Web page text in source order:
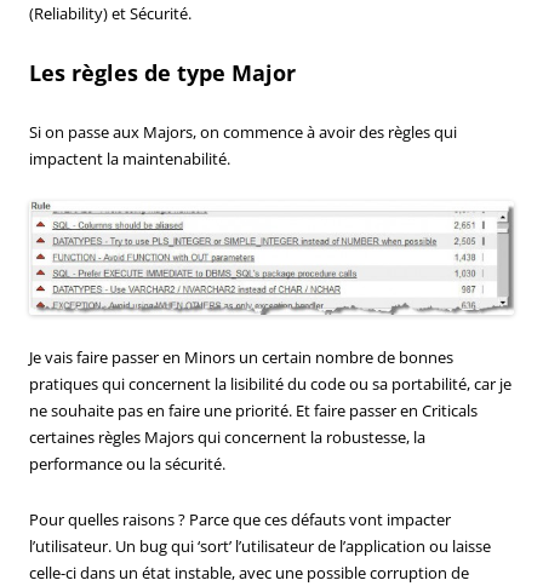
(Reliability) et Sécurité.
Les règles de type Major
Si on passe aux Majors, on commence à avoir des règles qui
impactent la maintenabilité.
Je vais faire passer en Minors un certain nombre de bonnes
pratiques qui concernent la lisibilité du code ou sa portabilité, car je
ne souhaite pas en faire une priorité. Et faire passer en Criticals
certaines règles Majors qui concernent la robustesse, la
performance ou la sécurité.
Pour quelles raisons ? Parce que ces défauts vont impacter
l’utilisateur. Un bug qui ‘sort’ l’utilisateur de l’application ou laisse
celle-ci dans un état instable, avec une possible corruption de